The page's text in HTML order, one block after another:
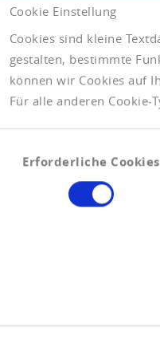
Cookie Einstellung
Cookies sind kleine
gestalten, bestimmte
können wir Cookies auf
Für alle anderen Cookie-
Erforderliche Cookies
Vernehmlassungen
zum Gegenentwurf
in der